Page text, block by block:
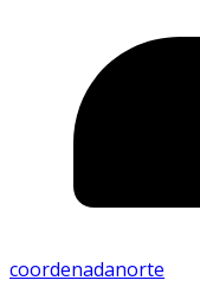
coordenadanorte